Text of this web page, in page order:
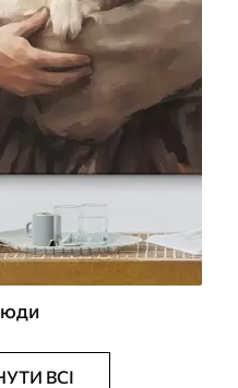
ВСІ